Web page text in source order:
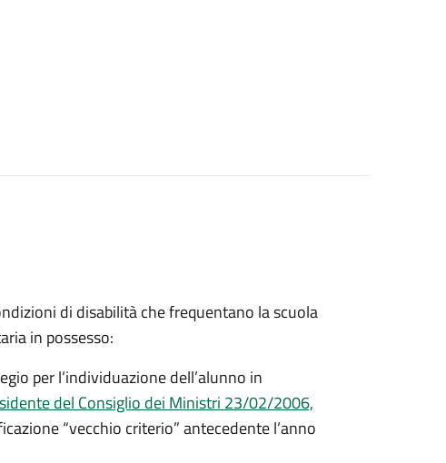
di disabilità che frequentano la scuola
in possesso:
per l’individuazione dell’alunno in
del Consiglio dei Ministri 23/02/2006,
“vecchio criterio” antecedente l’anno